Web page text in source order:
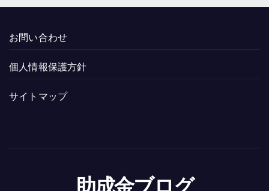
お問い合わせ
個人情報保護方針
サイトマップ